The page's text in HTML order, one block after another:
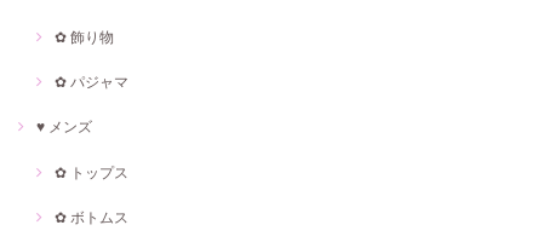
✿ 飾り物
✿ パジャマ
♥ メンズ
✿ トップス
✿ ボトムス